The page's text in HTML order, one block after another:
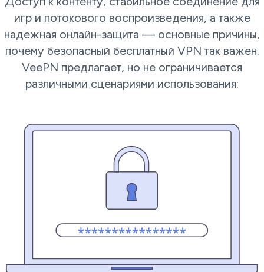
игр и потокового воспроизведения, а также
надежная онлайн-защита — основные причины,
почему безопасный бесплатный VPN так важен.
VeePN предлагает, но не ограничивается
различными сценариями использования: